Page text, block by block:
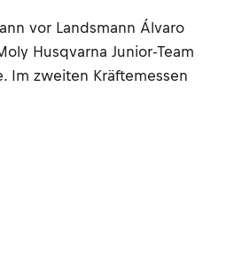
vor Landsmann Álvaro
Husqvarna Junior-Team
Im zweiten Kräftemessen